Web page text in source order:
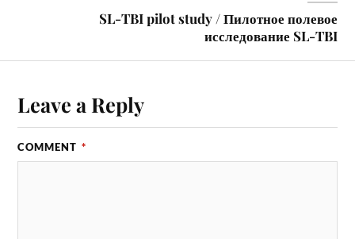
SL-TBI pilot study / Пилотное полевое
исследование SL-TBI
Leave a Reply
COMMENT *